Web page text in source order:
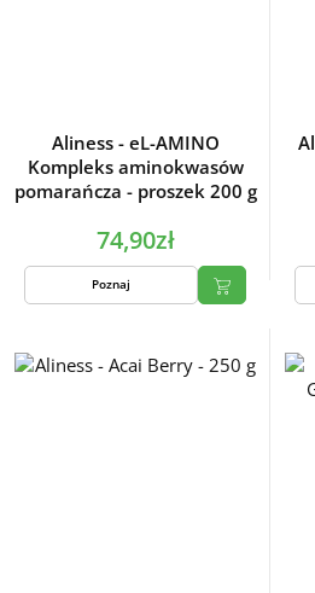
Aliness - eL-AMINO
Kompleks aminokwasów
pomarańcza - proszek 200 g
74,90zł
Poznaj